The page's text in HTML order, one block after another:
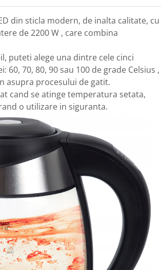
din sticla modern, de inalta calitate, cu
de 2200 W , care combina
puteti alege una dintre cele cinci
70, 80, 90 sau 100 de grade Celsius ,
asupra procesului de gatit.
cand se atinge temperatura setata,
o utilizare in siguranta.